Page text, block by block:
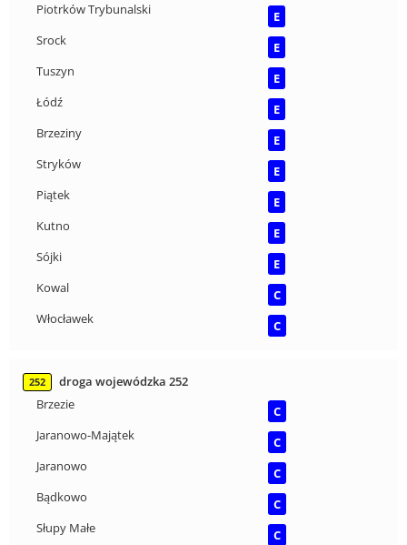
Piotrków Trybunalski
E
Srock
E
Tuszyn
E
Łódź
E
Brzeziny
E
Stryków
E
Piątek
E
Kutno
E
Sójki
E
Kowal
C
Włocławek
C
252
droga wojewódzka 252
Brzezie
C
Jaranowo-Majątek
C
Jaranowo
C
Bądkowo
C
Słupy Małe
C